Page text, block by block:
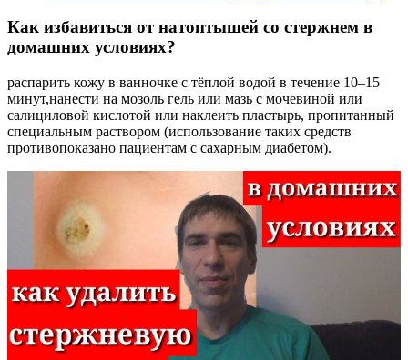
Как избавиться от натоптышей со стержнем в
домашних условиях?
распарить кожу в ванночке с тёплой водой в течение 10–15
минут,нанести на мозоль гель или мазь с мочевиной или
салициловой кислотой или наклеить пластырь, пропитанный
специальным раствором (использование таких средств
противопоказано пациентам с сахарным диабетом).